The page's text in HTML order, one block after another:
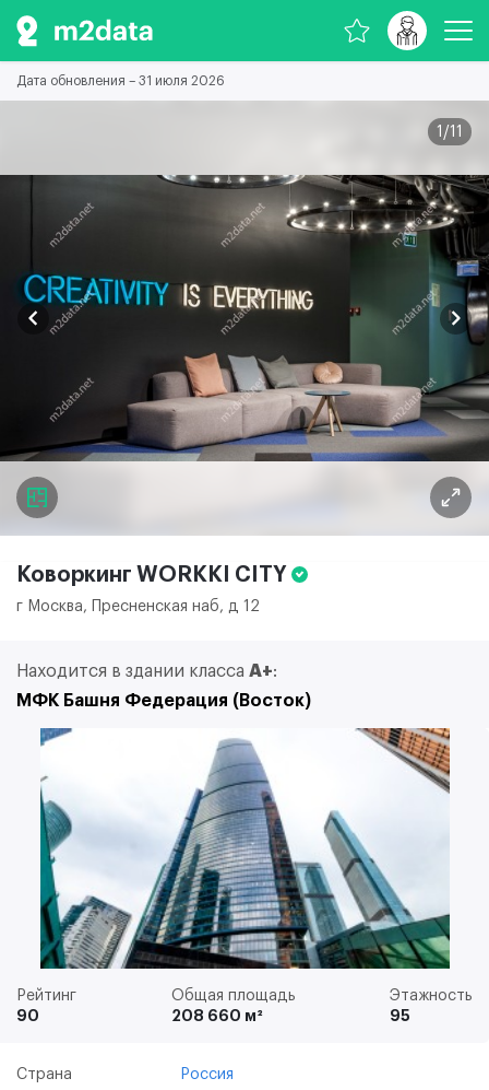
Дата обновления – 31 июля 2026
1 /11
Коворкинг WORKKI CITY
г Москва, Пресненская наб, д 12
Находится в здании класса A+:
МФК Башня Федерация (Восток)
Рейтинг
90
Общая площадь
208 660 м²
Этажность
95
Страна Россия